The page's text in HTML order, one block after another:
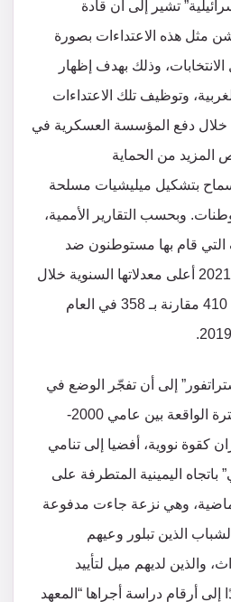
تشير إلى أن قادة
مثل هذه الاعتداءات بصورة
وذلك بهدف إظهار
وتوظيف تلك الاعتداءات
من خلال دفع المؤسسة العسكرية في
المزيد من الحماية
بتشكيل ميليشيات مسلحة
وبحسب التقارير الأممية،
قام بها مستوطنون ضد
الفلسطينيين خلال العام 2021 أعلى معدلاتها السنوية خلال
أعوام، حيث تجاوز عددها 410 مقارنة بـ 358 في العام
إلى أن تفجّر الوضع في
المناطق المحتلة، في الفترة الواقعة بين عامي 2000-
كقوة نووية، أفضيا إلى تنامي
باتجاه اليمينية المتطرفة على
وهي نزعة جاءت مدفوعة
الذين تبلور وعيهم
والذين لديهم ميل لتأييد
إلى أرقام دراسة أجراها “المعهد